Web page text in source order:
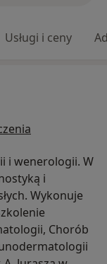
Usługi i ceny
i wenerologii. W
i
Chorób